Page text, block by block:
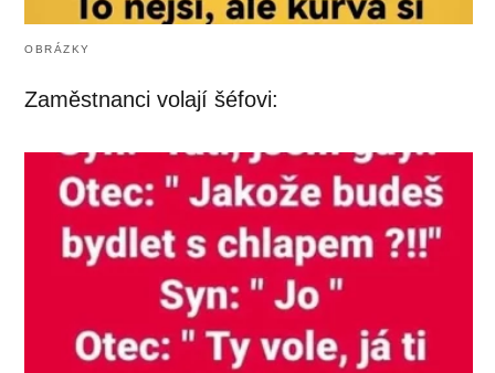
OBRÁZKY
Zaměstnanci volají šéfovi: